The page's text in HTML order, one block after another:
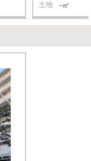
土地 -㎡